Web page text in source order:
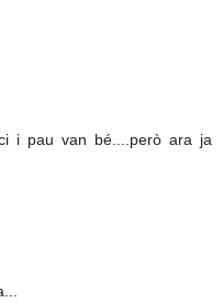
i pau van bé....però ara ja